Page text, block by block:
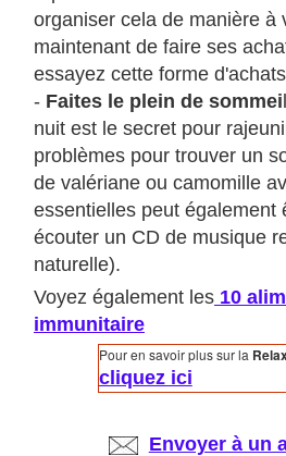
organiser cela de manière à
maintenant de faire ses
essayez cette forme
- Faites le plein de sommei
nuit est le secret pour
problèmes pour trouver un
de valériane ou camomille
essentielles peut également
écouter un CD de musique
naturelle).
Voyez également les 10
immunitaire
Pour en savoir plus sur la
cliquez ici
Envoyer à un